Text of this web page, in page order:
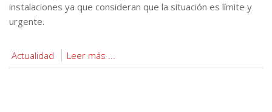
instalaciones ya que consideran que la situación es límite y
urgente.
Actualidad Leer más ...